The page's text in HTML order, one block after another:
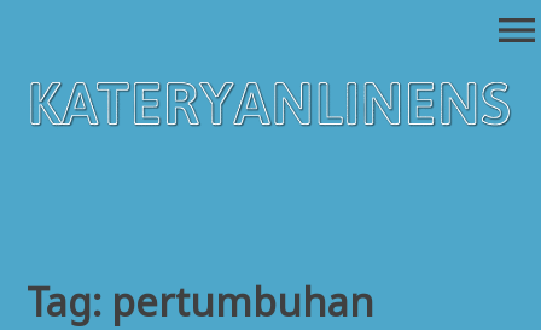
menu
Tag: pertumbuhan